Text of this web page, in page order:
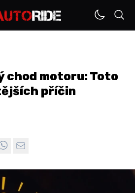
chod motoru: Toto
příčin